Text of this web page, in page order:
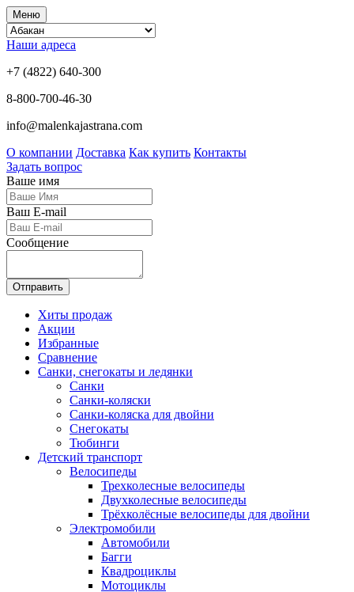
Меню
Наши адреса
+7 (4822) 640-300
8-800-700-46-30
info@malenkajastrana.com
О компании Доставка Как купить Контакты
Задать вопрос
Ваше имя
Ваш E-mail
Сообщение
Отправить
Хиты продаж
Акции
Избранные
Сравнение
Санки, снегокаты и ледянки
Санки
Санки-коляски
Санки-коляска для двойни
Снегокаты
Тюбинги
Детский транспорт
Велосипеды
Трехколесные велосипеды
Двухколесные велосипеды
Трёхколёсные велосипеды для двойни
Электромобили
Автомобили
Багги
Квадроциклы
Мотоциклы